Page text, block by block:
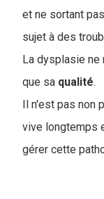
et ne sortant
sujet à des
La dysplasie ne
que sa qualité.
Il n'est pas non
vive longtemps
gérer cette